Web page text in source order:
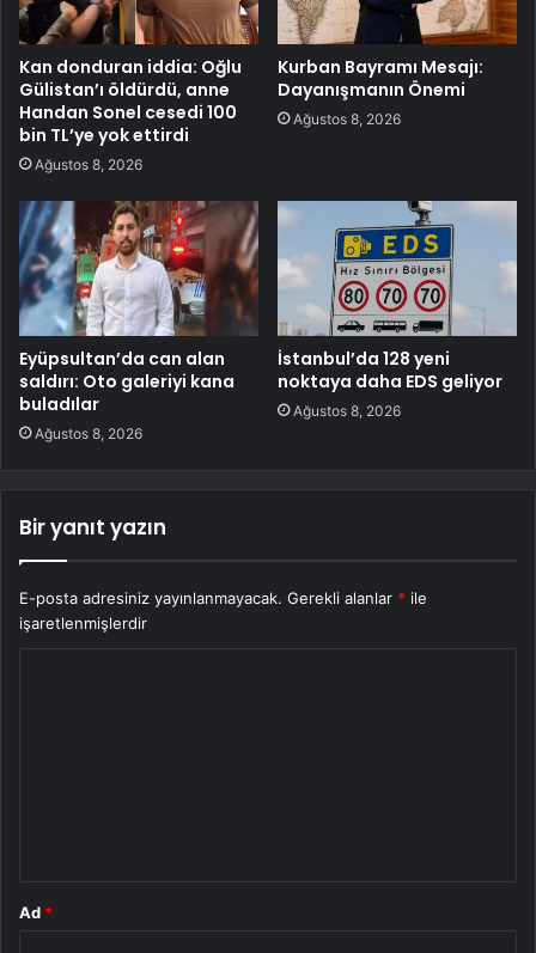
Kan donduran iddia: Oğlu
Gülistan’ı öldürdü, anne
Handan Sonel cesedi 100
bin TL’ye yok ettirdi
Ağustos 8, 2026
Kurban Bayramı Mesajı:
Dayanışmanın Önemi
Ağustos 8, 2026
Eyüpsultan’da can alan
saldırı: Oto galeriyi kana
buladılar
Ağustos 8, 2026
İstanbul’da 128 yeni
noktaya daha EDS geliyor
Ağustos 8, 2026
Bir yanıt yazın
E-posta adresiniz yayınlanmayacak. Gerekli alanlar * ile
işaretlenmişlerdir
Ad *